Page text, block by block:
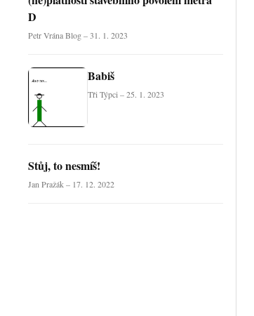
D
Petr Vrána Blog – 31. 1. 2023
Babiš
Tři Týpci – 25. 1. 2023
Stůj, to nesmíš!
Jan Pražák – 17. 12. 2022